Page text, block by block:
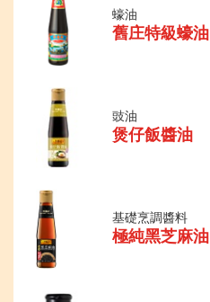
蠔油
舊庄特級蠔油
豉油
煲仔飯醬油
基礎烹調醬料
極純黑芝麻油